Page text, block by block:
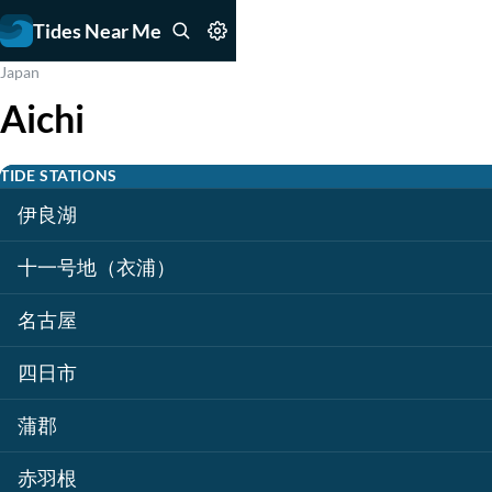
Tides Near Me
Japan
Aichi
TIDE STATIONS
伊良湖
十一号地（衣浦）
名古屋
四日市
蒲郡
赤羽根